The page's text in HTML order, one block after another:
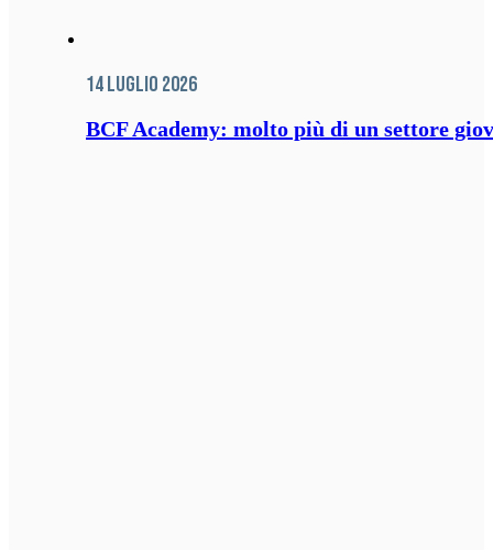
14 Luglio 2026
BCF Academy: molto più di un settore